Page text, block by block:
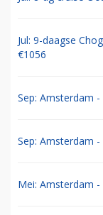
Jul: 9-daagse
€1056
Sep: Amsterdam
Sep: Amsterdam
Mei: Amsterdam